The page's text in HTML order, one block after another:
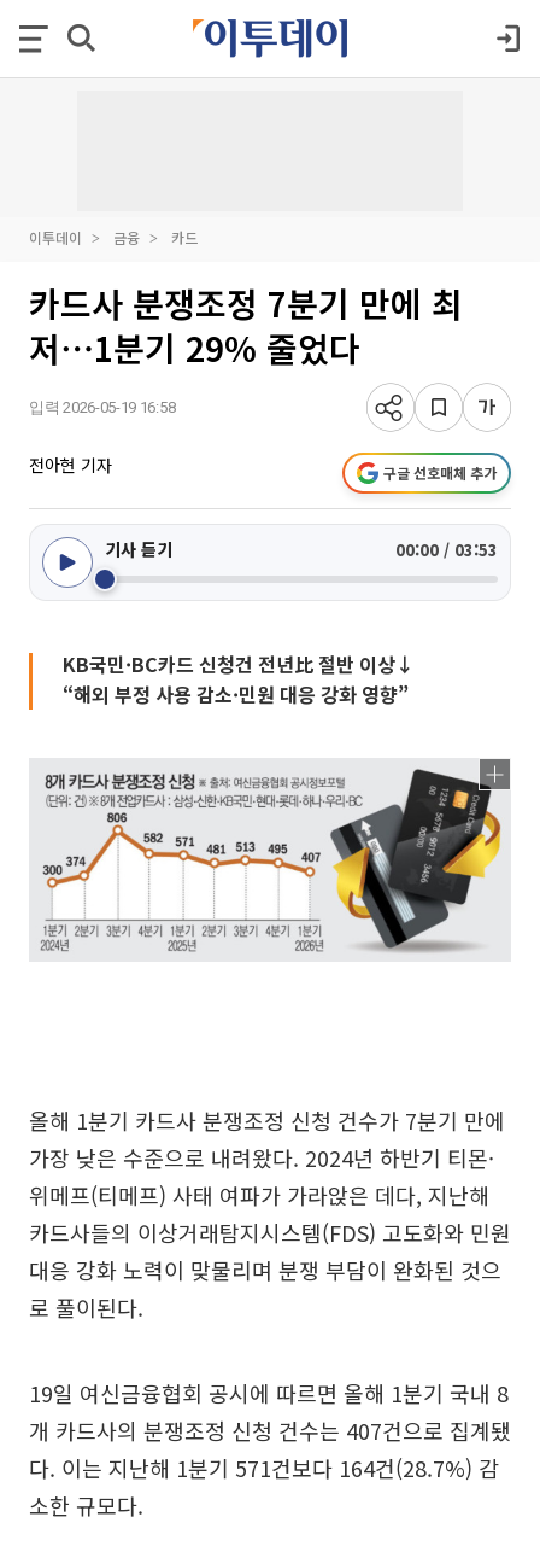
이투데이 금융 카드
카드사 분쟁조정 7분기 만에 최
저⋯1분기 29% 줄었다
입력 2026-05-19 16:58
전아현 기자 구글 선호매체 추가
기사 듣기 00:00 / 03:53
KB국민·BC카드 신청건 전년比 절반 이상↓
“해외 부정 사용 감소·민원 대응 강화 영향”
올해 1분기 카드사 분쟁조정 신청 건수가 7분기 만에
가장 낮은 수준으로 내려왔다. 2024년 하반기 티몬·
위메프(티메프) 사태 여파가 가라앉은 데다, 지난해
카드사들의 이상거래탐지시스템(FDS) 고도화와 민원
대응 강화 노력이 맞물리며 분쟁 부담이 완화된 것으
로 풀이된다.
19일 여신금융협회 공시에 따르면 올해 1분기 국내 8
개 카드사의 분쟁조정 신청 건수는 407건으로 집계됐
다. 이는 지난해 1분기 571건보다 164건(28.7%) 감
소한 규모다.